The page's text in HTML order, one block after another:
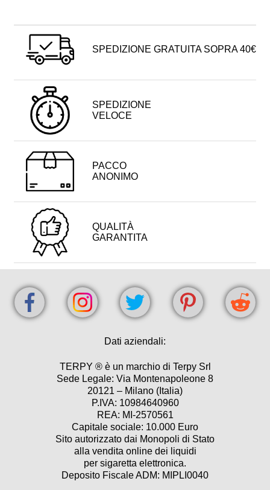
SPEDIZIONE GRATUITA SOPRA 40€
SPEDIZIONE
VELOCE
PACCO
ANONIMO
QUALITÀ
GARANTITA
Dati aziendali:
TERPY ® è un marchio di Terpy Srl
Sede Legale: Via Montenapoleone 8
20121 – Milano (Italia)
P.IVA: 10984640960
REA: MI-2570561
Capitale sociale: 10.000 Euro
Sito autorizzato dai Monopoli di Stato
alla vendita online dei liquidi
per sigaretta elettronica.
Deposito Fiscale ADM: MIPLI0040